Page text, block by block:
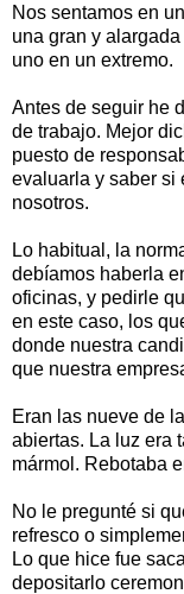
Nos sentamos en
una gran y
uno en un extremo.
Antes de seguir he
de trabajo. Mejor
puesto de
evaluarla y saber si
nosotros.
Lo habitual, la
debíamos haberla
oficinas, y pedirle
en este caso, los
donde nuestra
que nuestra
Eran las nueve de
abiertas. La luz era
mármol. Rebotaba
No le pregunté si
refresco o
Lo que hice fue
depositarlo